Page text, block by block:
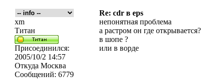
Re: cdr в eps
xm
Титан
Присоединился:
2005/10/2 14:57
Откуда Москва
Сообщений: 6779
непонятная проблема
а растром он где открывается?
в шопе ?
или в ворде